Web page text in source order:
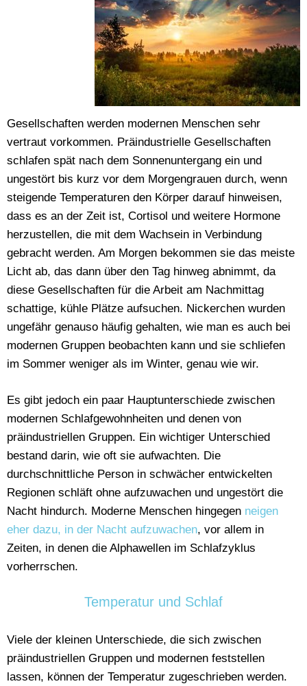
Gesellschaften werden modernen Menschen sehr
vertraut vorkommen. Präindustrielle Gesellschaften
schlafen spät nach dem Sonnenuntergang ein und
ungestört bis kurz vor dem Morgengrauen durch, wenn
steigende Temperaturen den Körper darauf hinweisen,
dass es an der Zeit ist, Cortisol und weitere Hormone
herzustellen, die mit dem Wachsein in Verbindung
gebracht werden. Am Morgen bekommen sie das meiste
Licht ab, das dann über den Tag hinweg abnimmt, da
diese Gesellschaften für die Arbeit am Nachmittag
schattige, kühle Plätze aufsuchen. Nickerchen wurden
ungefähr genauso häufig gehalten, wie man es auch bei
modernen Gruppen beobachten kann und sie schliefen
im Sommer weniger als im Winter, genau wie wir.
Es gibt jedoch ein paar Hauptunterschiede zwischen
modernen Schlafgewohnheiten und denen von
präindustriellen Gruppen. Ein wichtiger Unterschied
bestand darin, wie oft sie aufwachten. Die
durchschnittliche Person in schwächer entwickelten
Regionen schläft ohne aufzuwachen und ungestört die
Nacht hindurch. Moderne Menschen hingegen neigen
eher dazu, in der Nacht aufzuwachen, vor allem in
Zeiten, in denen die Alphawellen im Schlafzyklus
vorherrschen.
Temperatur und Schlaf
Viele der kleinen Unterschiede, die sich zwischen
präindustriellen Gruppen und modernen feststellen
lassen, können der Temperatur zugeschrieben werden.